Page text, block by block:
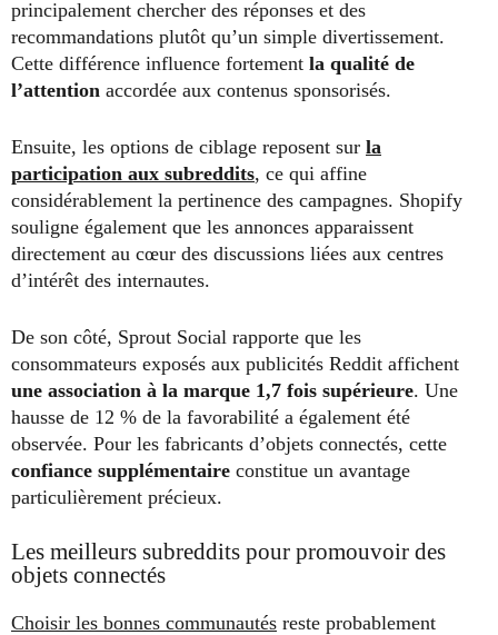
principalement chercher des réponses et des
recommandations plutôt qu’un simple divertissement.
Cette différence influence fortement la qualité de
l’attention accordée aux contenus sponsorisés.
Ensuite, les options de ciblage reposent sur la
participation aux subreddits, ce qui affine
considérablement la pertinence des campagnes. Shopify
souligne également que les annonces apparaissent
directement au cœur des discussions liées aux centres
d’intérêt des internautes.
De son côté, Sprout Social rapporte que les
consommateurs exposés aux publicités Reddit affichent
une association à la marque 1,7 fois supérieure. Une
hausse de 12 % de la favorabilité a également été
observée. Pour les fabricants d’objets connectés, cette
confiance supplémentaire constitue un avantage
particulièrement précieux.
Les meilleurs subreddits pour promouvoir des
objets connectés
Choisir les bonnes communautés reste probablement